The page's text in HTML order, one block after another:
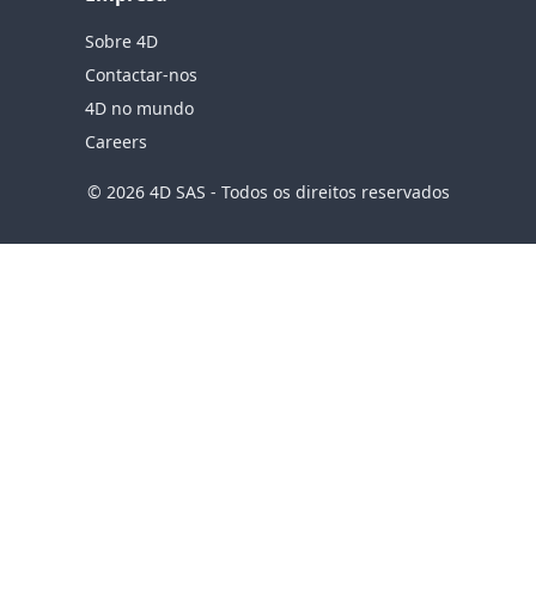
Sobre 4D
Contactar-nos
4D no mundo
Careers
© 2026 4D SAS - Todos os direitos reservados